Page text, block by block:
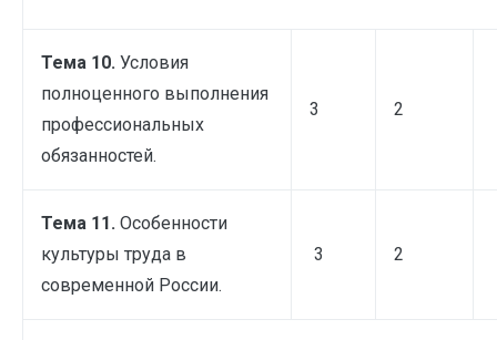
Тема 10. Условия
полноценного выполнения
профессиональных
обязанностей.
3 2
Тема 11. Особенности
культуры труда в
современной России.
3 2